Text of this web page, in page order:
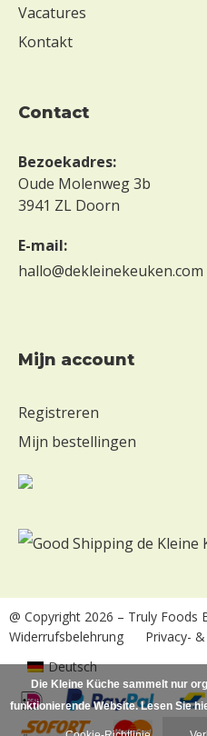
Vacatures
Kontakt
contact
Bezoekadres:
Oude Molenweg 3b
3941 ZL Doorn
E-mail:
hallo@dekleinekeuken.com
mijn account
Registreren
Mijn bestellingen
@ Copyright 2026 – Truly Foods
Widerrufsbelehrung
Privacy-
Deutsch
Die Kleine Küche sammelt nur
funktionierende Website. Lesen Sie